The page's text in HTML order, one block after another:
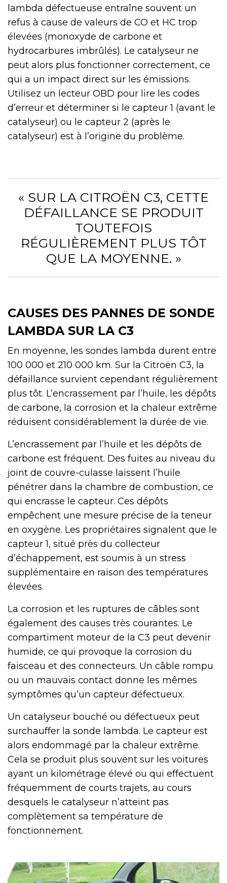
lambda défectueuse entraîne souvent un
refus à cause de valeurs de CO et HC trop
élevées (monoxyde de carbone et
hydrocarbures imbrûlés). Le catalyseur ne
peut alors plus fonctionner correctement, ce
qui a un impact direct sur les émissions.
Utilisez un lecteur OBD pour lire les codes
d’erreur et déterminer si le capteur 1 (avant le
catalyseur) ou le capteur 2 (après le
catalyseur) est à l’origine du problème.
« SUR LA CITROËN C3, CETTE
DÉFAILLANCE SE PRODUIT
TOUTEFOIS
RÉGULIÈREMENT PLUS TÔT
QUE LA MOYENNE. »
CAUSES DES PANNES DE SONDE
LAMBDA SUR LA C3
En moyenne, les sondes lambda durent entre
100 000 et 210 000 km. Sur la Citroën C3, la
défaillance survient cependant régulièrement
plus tôt. L’encrassement par l’huile, les dépôts
de carbone, la corrosion et la chaleur extrême
réduisent considérablement la durée de vie.
L’encrassement par l’huile et les dépôts de
carbone est fréquent. Des fuites au niveau du
joint de couvre-culasse laissent l’huile
pénétrer dans la chambre de combustion, ce
qui encrasse le capteur. Ces dépôts
empêchent une mesure précise de la teneur
en oxygène. Les propriétaires signalent que le
capteur 1, situé près du collecteur
d’échappement, est soumis à un stress
supplémentaire en raison des températures
élevées.
La corrosion et les ruptures de câbles sont
également des causes très courantes. Le
compartiment moteur de la C3 peut devenir
humide, ce qui provoque la corrosion du
faisceau et des connecteurs. Un câble rompu
ou un mauvais contact donne les mêmes
symptômes qu’un capteur défectueux.
Un catalyseur bouché ou défectueux peut
surchauffer la sonde lambda. Le capteur est
alors endommagé par la chaleur extrême.
Cela se produit plus souvent sur les voitures
ayant un kilométrage élevé ou qui effectuent
fréquemment de courts trajets, au cours
desquels le catalyseur n’atteint pas
complètement sa température de
fonctionnement.